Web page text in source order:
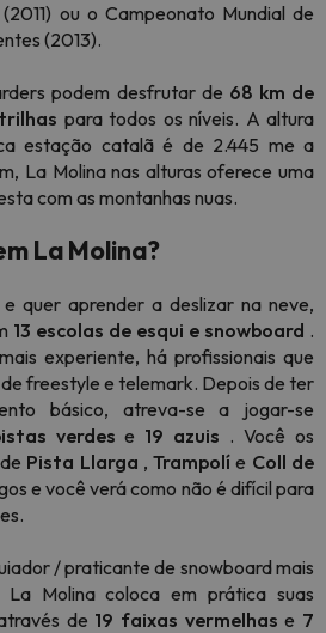
ou o Campeonato Mundial de
(2013).
podem desfrutar de 68 km de
para todos os níveis. A altura
estação catalã é de 2.445 me a
La Molina nas alturas oferece uma
com as montanhas nuas.
La Molina?
quer aprender a deslizar na neve,
13 escolas de esqui e snowboard .
experiente, há profissionais que
freestyle e telemark. Depois de ter
básico, atreva-se a jogar-se
verdes e 19 azuis . Você os
Pista Llarga ,Trampolí e Coll de
e você verá como não é difícil para
/ praticante de snowboard mais
Molina coloca em prática suas
de 19 faixas vermelhas e 7